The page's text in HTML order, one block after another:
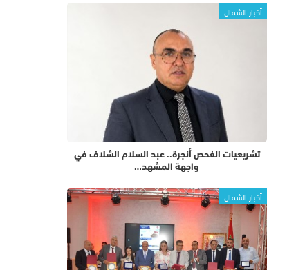
أخبار الشمال
تشريعيات الفحص أنجرة.. عبد السلام الشلاف في
واجهة المشهد…
أخبار الشمال